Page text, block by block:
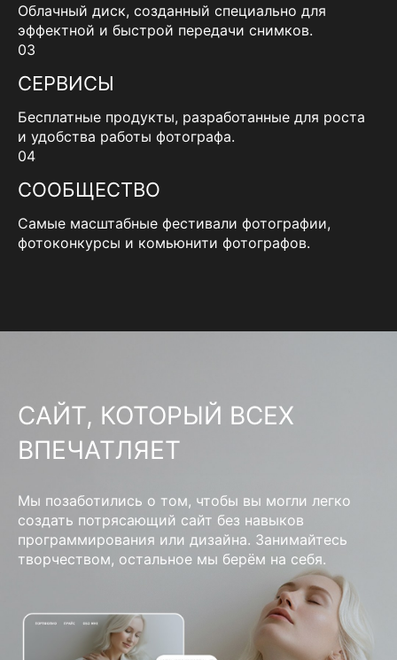
Облачный диск, созданный специально для
эффектной и быстрой передачи снимков.
03
СЕРВИСЫ
Бесплатные продукты, разработанные для роста
и удобства работы фотографа.
04
СООБЩЕСТВО
Самые масштабные фестивали фотографии,
фотоконкурсы и комьюнити фотографов.
САЙТ, КОТОРЫЙ ВСЕХ
ВПЕЧАТЛЯЕТ
Мы позаботились о том, чтобы вы могли легко
создать потрясающий сайт без навыков
программирования или дизайна. Занимайтесь
творчеством, остальное мы берём на себя.